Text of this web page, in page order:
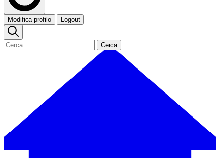
Modifica profilo Logout
Cerca